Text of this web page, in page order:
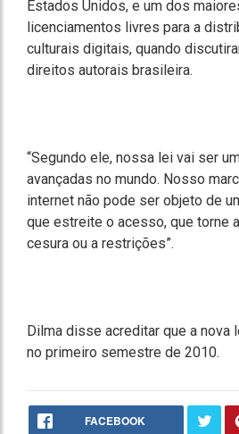
Estados Unidos, e um dos
licenciamentos livres para a
culturais digitais, quando
direitos autorais brasileira.
“Segundo ele, nossa lei vai ser
avançadas no mundo. Nosso
internet não pode ser objeto de
que estreite o acesso, que torne
cesura ou a restrições”.
Dilma disse acreditar que a nova
no primeiro semestre de 2010.
FACEBOOK